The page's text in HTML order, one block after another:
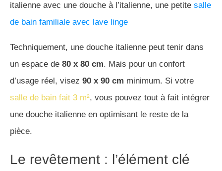
italienne avec une douche à l’italienne, une petite salle
de bain familiale avec lave linge
Techniquement, une douche italienne peut tenir dans
un espace de 80 x 80 cm. Mais pour un confort
d’usage réel, visez 90 x 90 cm minimum. Si votre
salle de bain fait 3 m², vous pouvez tout à fait intégrer
une douche italienne en optimisant le reste de la
pièce.
Le revêtement : l’élément clé